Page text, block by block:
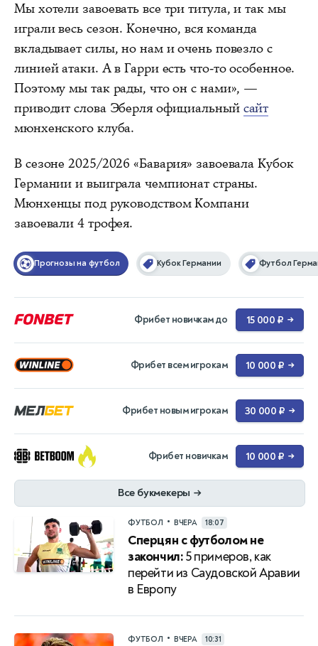
Мы хотели завоевать все три титула, и так мы
играли весь сезон. Конечно, вся команда
вкладывает силы, но нам и очень повезло с
линией атаки. А в Гарри есть что-то особенное.
Поэтому мы так рады, что он с нами», —
приводит слова Эберля официальный сайт
мюнхенского клуба.
В сезоне 2025/2026 «Бавария» завоевала Кубок
Германии и выиграла чемпионат страны.
Мюнхенцы под руководством Компани
завоевали 4 трофея.
Прогнозы на футбол Кубок Германии Футбол
Фрибет новичкам до 15 000 ₽ →
Фрибет всем игрокам 10 000 ₽ →
Фрибет новым игрокам 30 000 ₽ →
Фрибет новичкам 10 000 ₽ →
Все букмекеры →
ФУТБОЛ • ВЧЕРА 18:07
Сперцян с футболом не
закончил:5 примеров, как
перейти из Саудовской Аравии
в Европу
ФУТБОЛ • ВЧЕРА 10:31